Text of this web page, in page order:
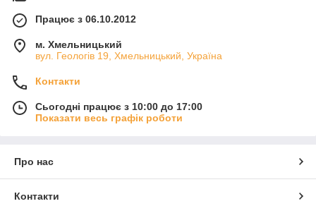
Працює з 06.10.2012
м. Хмельницький
вул. Геологів 19, Хмельницький, Україна
Контакти
Сьогодні працює з 10:00 до 17:00
Показати весь графік роботи
Про нас
Контакти